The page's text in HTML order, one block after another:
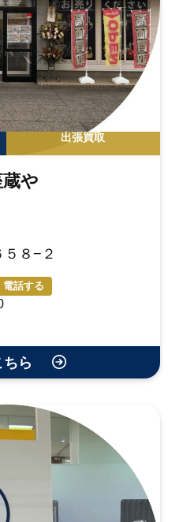
出張買取
や
８−２
電話する
ら